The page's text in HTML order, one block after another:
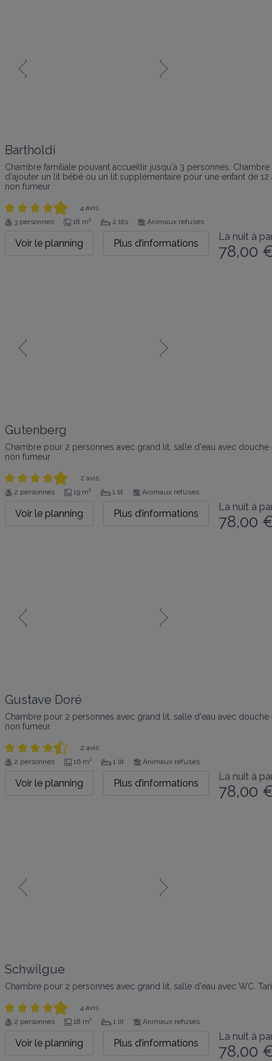
Bartholdi
Chambre familiale pouvant accueillir jusqu'à 3 personnes.
d'ajouter un lit bébé ou un lit supplémentaire pour une enfant de
non fumeur
4 avis
3 personnes
18 m² 2 lits Animaux refusés
Voir le planning Plus d’informations
La nuit à
78,00
Gutenberg
Chambre pour 2 personnes avec grand lit, salle d'eau avec
non fumeur
2 avis
2 personnes
19 m² 1 lit Animaux refusés
Voir le planning Plus d’informations
La nuit à
78,00
Gustave Doré
Chambre pour 2 personnes avec grand lit, salle d'eau avec
non fumeur.
2 avis
2 personnes
16 m² 1 lit Animaux refusés
Voir le planning Plus d’informations
La nuit à
78,00
Schwilgue
Chambre pour 2 personnes avec grand lit, salle d'eau avec WC.
4 avis
2 personnes
18 m² 1 lit Animaux refusés
Voir le planning Plus d’informations
La nuit à
78,00